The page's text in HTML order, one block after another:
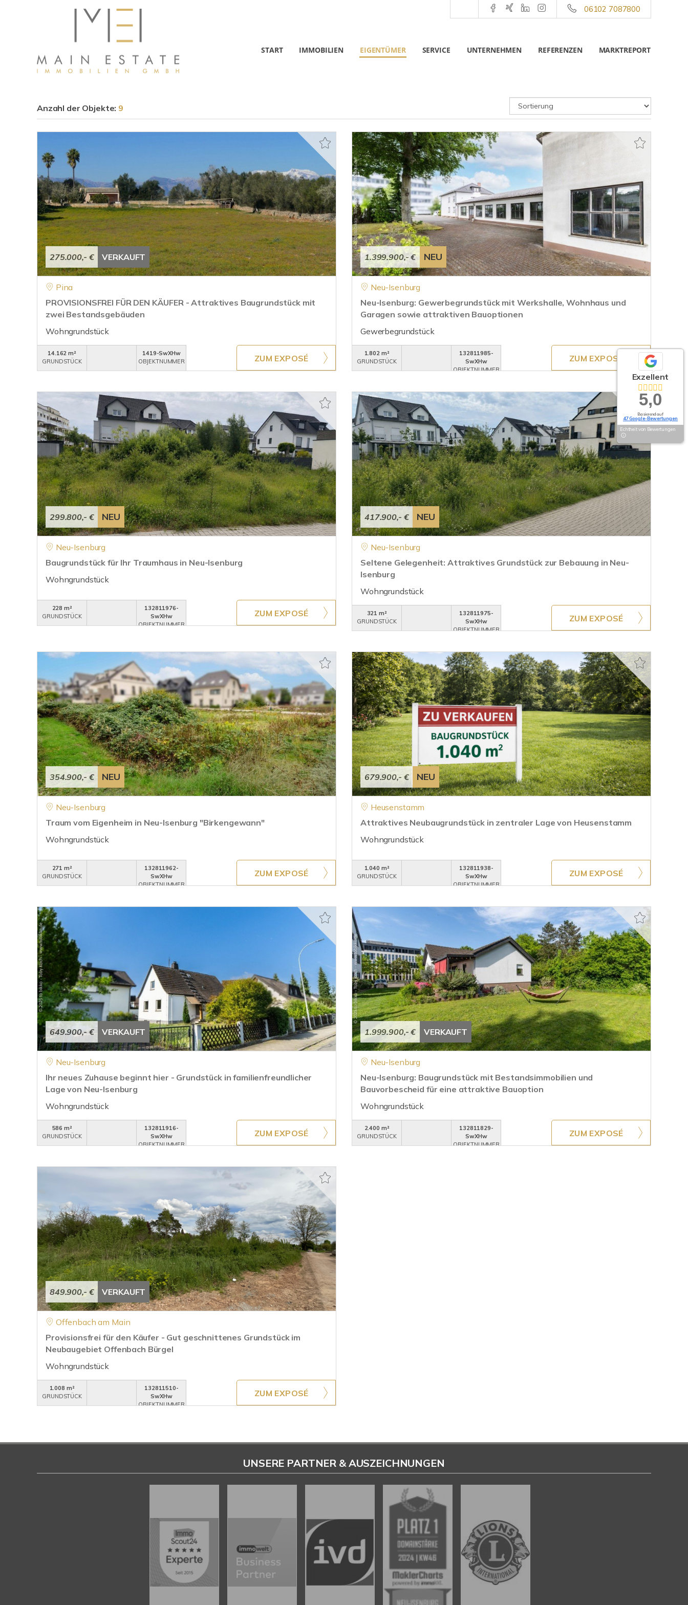
06102 7087800
START IMMOBILIEN EIGENTÜMER SERVICE UNTERNEHMEN REFERENZEN MARKTREPORT
Anzahl der Objekte: 9
275.000,- € VERKAUFT
Pina
PROVISIONSFREI FÜR DEN KÄUFER - Attraktives Baugrundstück mit
zwei Bestandsgebäuden
Wohngrundstück
14.162 m²
GRUNDSTÜCK
1419-SwXHw
OBJEKTNUMMER
ZUM EXPOSÉ
1.399.900,- € NEU
Neu-Isenburg
Neu-Isenburg: Gewerbegrundstück mit Werkshalle, Wohnhaus und
Garagen sowie attraktiven Bauoptionen
Gewerbegrundstück
1.802 m²
GRUNDSTÜCK
132811985-
SwXHw
OBJEKTNUMMER
ZUM EXPOSÉ
299.800,- € NEU
Neu-Isenburg
Baugrundstück für Ihr Traumhaus in Neu-Isenburg
Wohngrundstück
228 m²
GRUNDSTÜCK
132811976-
SwXHw
OBJEKTNUMMER
ZUM EXPOSÉ
417.900,- € NEU
Neu-Isenburg
Seltene Gelegenheit: Attraktives Grundstück zur Bebauung in Neu-
Isenburg
Wohngrundstück
321 m²
GRUNDSTÜCK
132811975-
SwXHw
OBJEKTNUMMER
ZUM EXPOSÉ
354.900,- € NEU
Neu-Isenburg
Traum vom Eigenheim in Neu-Isenburg "Birkengewann"
Wohngrundstück
271 m²
GRUNDSTÜCK
132811962-
SwXHw
OBJEKTNUMMER
ZUM EXPOSÉ
679.900,- € NEU
Heusenstamm
Attraktives Neubaugrundstück in zentraler Lage von Heusenstamm
Wohngrundstück
1.040 m²
GRUNDSTÜCK
132811938-
SwXHw
OBJEKTNUMMER
ZUM EXPOSÉ
649.900,- € VERKAUFT
Neu-Isenburg
Ihr neues Zuhause beginnt hier - Grundstück in familienfreundlicher
Lage von Neu-Isenburg
Wohngrundstück
586 m²
GRUNDSTÜCK
132811916-
SwXHw
OBJEKTNUMMER
ZUM EXPOSÉ
1.999.900,- € VERKAUFT
Neu-Isenburg
Neu-Isenburg: Baugrundstück mit Bestandsimmobilien und
Bauvorbescheid für eine attraktive Bauoption
Wohngrundstück
2.400 m²
GRUNDSTÜCK
132811829-
SwXHw
OBJEKTNUMMER
ZUM EXPOSÉ
849.900,- € VERKAUFT
Offenbach am Main
Provisionsfrei für den Käufer - Gut geschnittenes Grundstück im
Neubaugebiet Offenbach Bürgel
Wohngrundstück
1.008 m²
GRUNDSTÜCK
132811510-
SwXHw
OBJEKTNUMMER
ZUM EXPOSÉ
Exzellent
5,0
Basierend auf
47 Google-Bewertungen
Echtheit von Bewertungen
UNSERE PARTNER & AUSZEICHNUNGEN